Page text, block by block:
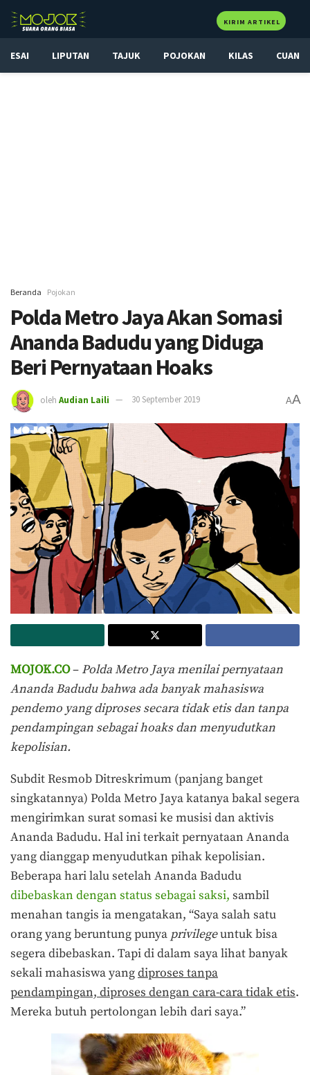
KIRIM ARTIKEL
ESAI LIPUTAN TAJUK POJOKAN KILAS CUAN
Beranda Pojokan
Polda Metro Jaya Akan Somasi
Ananda Badudu yang Diduga
Beri Pernyataan Hoaks
oleh Audian Laili 30 September 2019 AA
MOJOK.CO– Polda Metro Jaya menilai pernyataan
Ananda Badudu bahwa ada banyak mahasiswa
pendemo yang diproses secara tidak etis dan tanpa
pendampingan sebagai hoaks dan menyudutkan
kepolisian.
Subdit Resmob Ditreskrimum (panjang banget
singkatannya) Polda Metro Jaya katanya bakal segera
mengirimkan surat somasi ke musisi dan aktivis
Ananda Badudu. Hal ini terkait pernyataan Ananda
yang dianggap menyudutkan pihak kepolisian.
Beberapa hari lalu setelah Ananda Badudu
dibebaskan dengan status sebagai saksi, sambil
menahan tangis ia mengatakan, “Saya salah satu
orang yang beruntung punya privilegeuntuk bisa
segera dibebaskan. Tapi di dalam saya lihat banyak
sekali mahasiswa yangdiproses tanpa
pendampingan, diproses dengan cara-cara tidak etis.
Mereka butuh pertolongan lebih dari saya.”